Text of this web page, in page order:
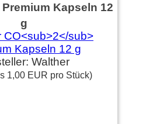
Premium Kapseln 12
g
Walther
1,00 EUR pro Stück)